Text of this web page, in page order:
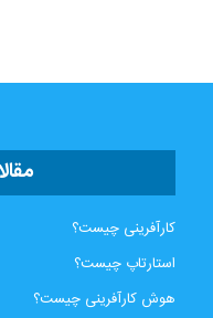
کارآفرینی چیست؟
استارتاپ چیست؟
هوش کارآفرینی چیست؟